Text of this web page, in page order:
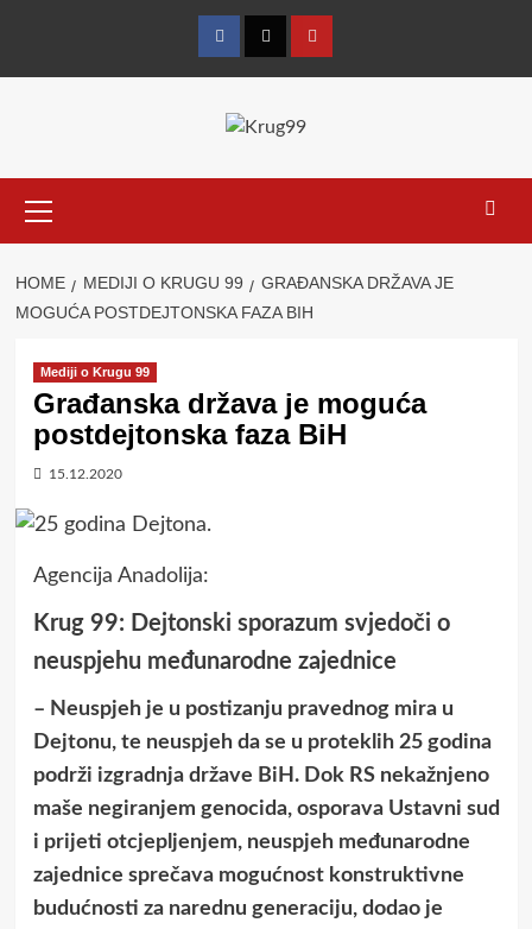
FacebookTwitterYouTube
Menu
HOME MEDIJI O KRUGU 99
GRAĐANSKA DRŽAVA JE
MOGUĆA POSTDEJTONSKA FAZA BIH
Mediji o Krugu 99
Građanska država je moguća
postdejtonska faza BiH
15.12.2020
Agencija Anadolija:
Krug 99: Dejtonski sporazum svjedoči o
neuspjehu međunarodne zajednice
– Neuspjeh je u postizanju pravednog mira u
Dejtonu, te neuspjeh da se u proteklih 25 godina
podrži izgradnja države BiH. Dok RS nekažnjeno
maše negiranjem genocida, osporava Ustavni sud
i prijeti otcjepljenjem, neuspjeh međunarodne
zajednice sprečava mogućnost konstruktivne
budućnosti za narednu generaciju, dodao je